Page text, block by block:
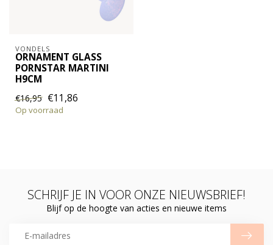
VONDELS
ORNAMENT GLASS
PORNSTAR MARTINI
H9CM
€16,95 €11,86
Op voorraad
SCHRIJF JE IN VOOR ONZE NIEUWSBRIEF!
Blijf op de hoogte van acties en nieuwe items